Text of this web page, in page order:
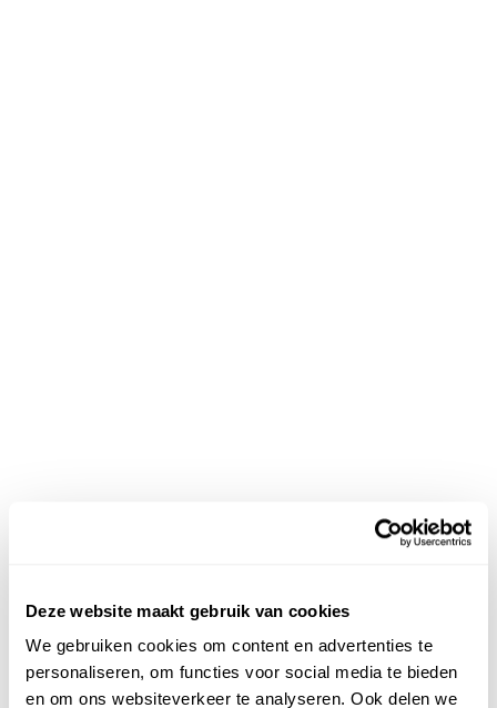
Deze website maakt gebruik van cookies
We gebruiken cookies om content en advertenties te
personaliseren, om functies voor social media te bieden
en om ons websiteverkeer te analyseren. Ook delen we